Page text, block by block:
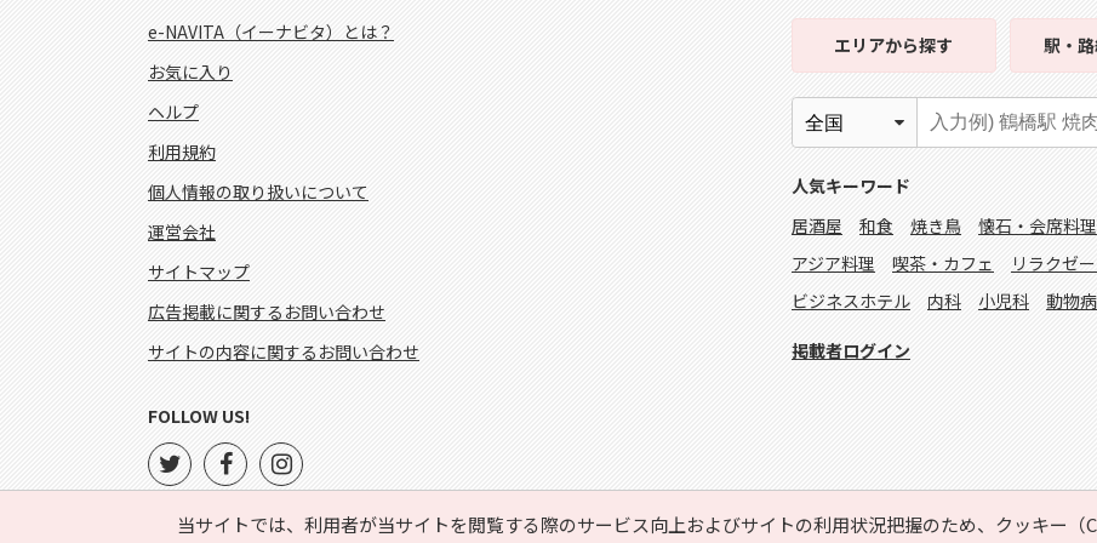
当サイトでは、利用者が当サイトを閲覧する際のサービス向上およびサイトの利用状況把握のため、クッキー
e-NAVITA（イーナビタ）とは？
お気に入り
ヘルプ
利用規約
個人情報の取り扱いについて
運営会社
サイトマップ
広告掲載に関するお問い合わせ
サイトの内容に関するお問い合わせ
エリアから探す 駅・
人気キーワード
居酒屋
和食 焼き鳥 懐石・会席料理
アジア料理
喫茶・カフェ リラクゼ
ビジネスホテル
内科 小児科 動物
掲載者ログイン
FOLLOW US!